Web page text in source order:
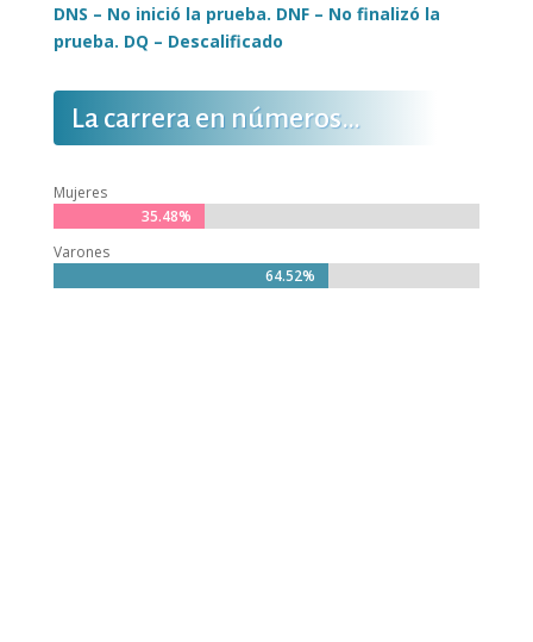
DNS – No inició la prueba. DNF – No finalizó la
prueba. DQ – Descalificado
La carrera en números…
Mujeres
35.48%
35.48%
Varones
64.52%
64.52%